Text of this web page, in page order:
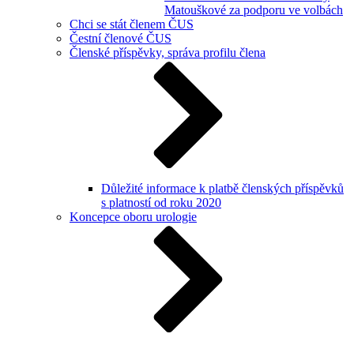
Matouškové za podporu ve volbách
Chci se stát členem ČUS
Čestní členové ČUS
Členské příspěvky, správa profilu člena
Důležité informace k platbě členských příspěvků
s platností od roku 2020
Koncepce oboru urologie